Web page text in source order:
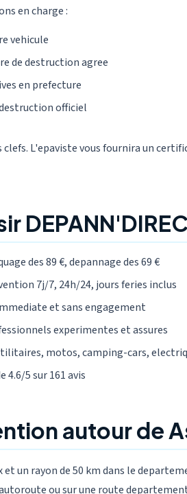
en charge :
vehicule
de destruction agree
en prefecture
officiel
L'epaviste vous fournira un
des 89 €, depannage des 69 €
7j/7, 24h/24, jours feries inclus
et sans engagement
experimentes et assures
motos, camping-cars,
4.6/5 sur 161 avis
autour de
un rayon de 50 km dans le
ou sur une route